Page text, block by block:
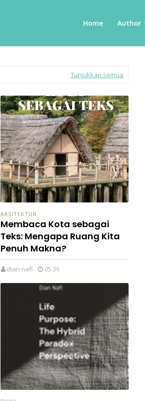
Home Author
Tunjukkan semua
ARSITEKTUR
Membaca Kota sebagai
Teks: Mengapa Ruang Kita
Penuh Makna?
dian nafi 05.36